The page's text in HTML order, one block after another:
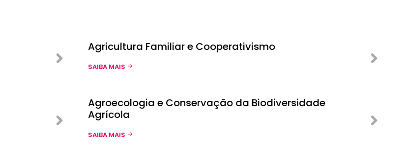
Agricultura Familiar e Cooperativismo
SAIBA MAIS
Agroecologia e Conservação da Biodiversidade
Agrícola
SAIBA MAIS